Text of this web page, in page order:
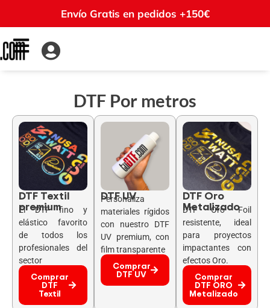
Envío Gratis en pedidos +150€
DTF Por metros
DTF Textil
premium
El DTF fino y
elástico favorito
de todos los
profesionales del
sector
Comprar
DTF
Textil
DTF UV
Personaliza
materiales rígidos
con nuestro DTF
UV premium, con
film transparente
Comprar
DTF UV
DTF Oro
Metalizado
DTF Oro Foil
resistente, ideal
para proyectos
impactantes con
efectos Oro.
Comprar
DTF ORO
Metalizado